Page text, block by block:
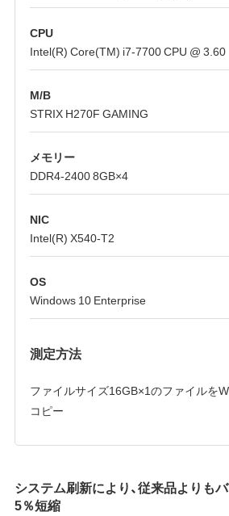
CPU
Intel(R) Core(TM) i7-7700 CPU @ 3.60
M/B
STRIX H270F GAMING
メモリー
DDR4-2400 8GB×4
NIC
Intel(R) X540-T2
OS
Windows 10 Enterprise
測定方法
ファイルサイズ16GB×1のファイルを
コピー
システム刷新により、従来品よりも
5％短縮